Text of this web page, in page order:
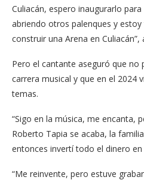
Culiacán, espero inaugurarlo
abriendo otros palenques y
construir una Arena en Culiacán”,
Pero el cantante aseguró que no
carrera musical y que en el 2024
temas.
“Sigo en la música, me encanta,
Roberto Tapia se acaba, la
entonces invertí todo el dinero
“Me reinvente, pero estuve